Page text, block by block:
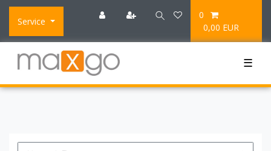
Service
0
0,00 EUR
☰